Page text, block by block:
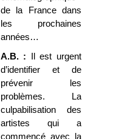
de la France dans
les prochaines
années…
A.B. : Il est urgent
d’identifier et de
prévenir les
problèmes. La
culpabilisation des
artistes qui a
commencé avec la